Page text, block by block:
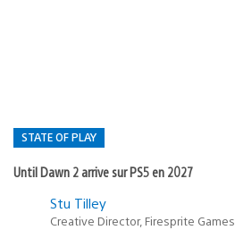
STATE OF PLAY
Until Dawn 2 arrive sur PS5 en 2027
PostéeStu Tilley
Creative Director, Firesprite Games